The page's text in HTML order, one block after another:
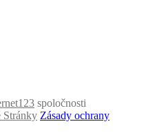
spoločnosti
Stránky Zásady ochrany